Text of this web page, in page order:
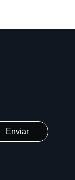
Enviar